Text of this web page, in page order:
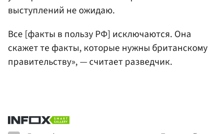
выступлений не ожидаю.
Все [факты в пользу РФ] исключаются. Она
скажет те факты, которые нужны британскому
правительству», — считает разведчик.